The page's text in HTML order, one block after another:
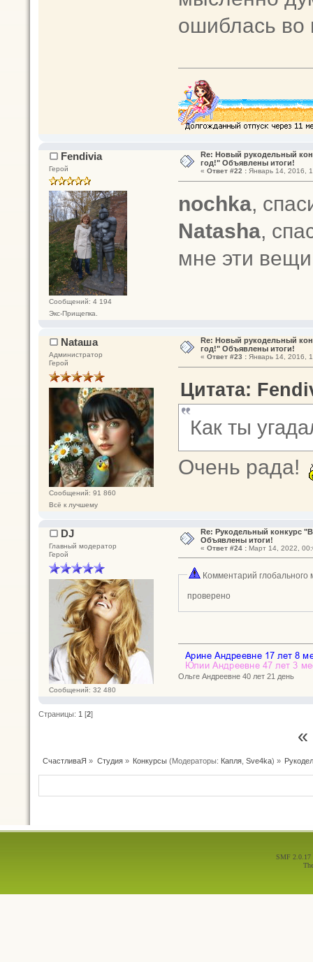
ошиблась
Fendivia
Герой
Сообщений: 4 194
Экс-Прищепка.
Re: Новый рукодельный
год!" Объявлены итоги!
« Ответ #22 :Январь 14, 2016,
nochka,
Natasha,
мне эти
Nataшa
Администратор
Герой
Сообщений: 91 860
Всё к лучшему
Re: Новый рукодельный
год!" Объявлены итоги!
« Ответ #23 :Январь 14, 2016,
Цитата:
Как ты
Очень рада!
DJ
Главный модератор
Герой
Сообщений: 32 480
Re: Рукодельный конкурс
Объявлены итоги!
« Ответ #24 :Март 14, 2022,
Комментарий глобального
проверено
Ольге Андреевне 40 лет 21 день
Страницы: 1 [2]
СчастливаЯ » Студия» Конкурсы(Модераторы: Капля, Sve4ka) »
SMF 2.0.17